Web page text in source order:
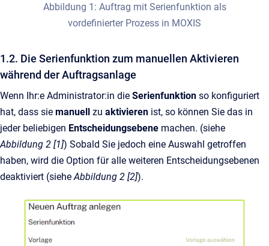
Abbildung 1: Auftrag mit Serienfunktion als
vordefinierter Prozess in MOXIS
1.2. Die Serienfunktion zum manuellen Aktivieren
während der Auftragsanlage
Wenn Ihr:e Administrator:in die Serienfunktion so konfiguriert
hat, dass sie manuell zu aktivieren ist, so können Sie das in
jeder beliebigen Entscheidungsebene machen. (siehe
Abbildung 2 [1]) Sobald Sie jedoch eine Auswahl getroffen
haben, wird die Option für alle weiteren Entscheidungsebenen
deaktiviert (sieheAbbildung 2 [2]).